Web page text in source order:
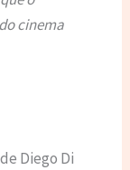
cinema
Diego Di